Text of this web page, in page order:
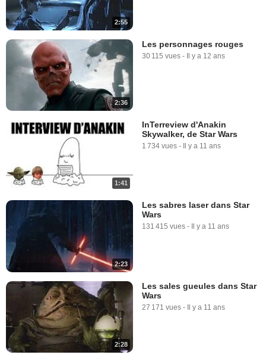
2:55
2:36
Les personnages rouges
30 115 vues - Il y a 12 ans
1:41
InTerreview d'Anakin
Skywalker, de Star Wars
1 734 vues - Il y a 11 ans
2:23
Les sabres laser dans Star
Wars
131 415 vues - Il y a 11 ans
2:28
Les sales gueules dans Star
Wars
27 171 vues - Il y a 11 ans